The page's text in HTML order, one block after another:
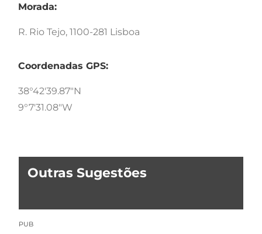
Morada:
R. Rio Tejo, 1100-281 Lisboa
Coordenadas GPS:
38°42'39.87"N
9°7'31.08"W
Outras Sugestões
PUB